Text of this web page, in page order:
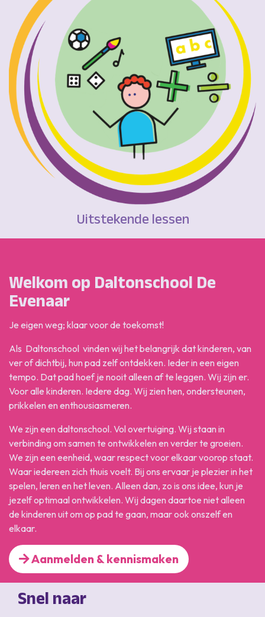
Uitstekende lessen
Welkom op Daltonschool De
Evenaar
Je eigen weg; klaar voor de toekomst!
Als Daltonschool vinden wij het belangrijk dat kinderen, van
ver of dichtbij, hun pad zelf ontdekken. Ieder in een eigen
tempo. Dat pad hoef je nooit alleen af te leggen. Wij zijn er.
Voor alle kinderen. Iedere dag. Wij zien hen, ondersteunen,
prikkelen en enthousiasmeren.
We zijn een daltonschool. Vol overtuiging. Wij staan in
verbinding om samen te ontwikkelen en verder te groeien.
We zijn een eenheid, waar respect voor elkaar voorop staat.
Waar iedereen zich thuis voelt. Bij ons ervaar je plezier in het
spelen, leren en het leven. Alleen dan, zo is ons idee, kun je
jezelf optimaal ontwikkelen. Wij dagen daartoe niet alleen
de kinderen uit om op pad te gaan, maar ook onszelf en
elkaar.
Aanmelden & kennismaken
Snel naar